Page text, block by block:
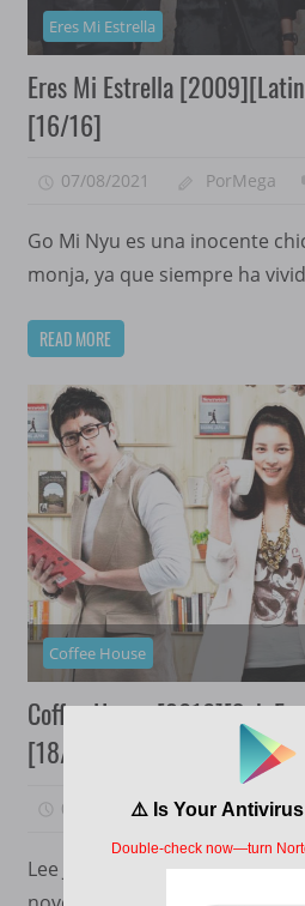
Eres Mi Estrella
Eres Mi Estrella
[16/16]
07/08/2021 PorMega
Go Mi Nyu es una inocente
monja, ya que siempre ha
READ MORE
Coffee House
Coffee House [2010][Sub
[18/18]
07/08/2021 PorMega
Lee Jin Soo se hizo famoso